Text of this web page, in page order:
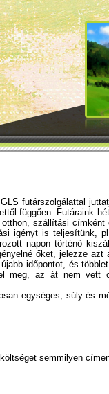
futárszolgálattal
függően. Futáraink
szállítási címként
igényt is teljesítünk,
napon történő
őket, jelezze azt
időpontot, és
meg, az át nem vett
egységes, súly és
semmilyen